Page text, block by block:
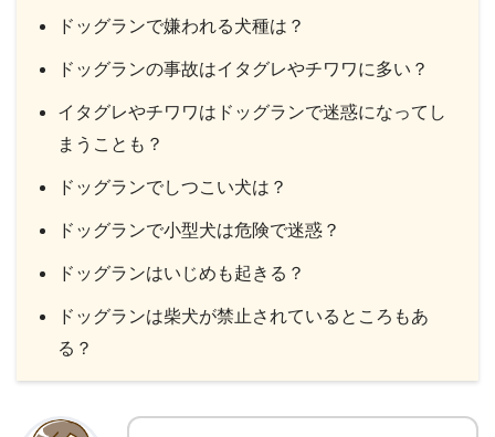
ドッグランで嫌われる犬種は？
ドッグランの事故はイタグレやチワワに多い？
イタグレやチワワはドッグランで迷惑になってし
まうことも？
ドッグランでしつこい犬は？
ドッグランで小型犬は危険で迷惑？
ドッグランはいじめも起きる？
ドッグランは柴犬が禁止されているところもあ
る？